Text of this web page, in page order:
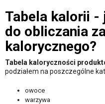
Tabela kalorii -
do obliczania
kalorycznego?
Tabela kaloryczności
podziałem na poszczególne
owoce
warzywa